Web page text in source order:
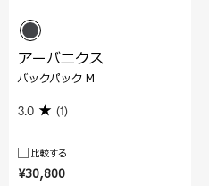
¥30,800
アーバニクス
バックパック M
3.0 (1)
比較する